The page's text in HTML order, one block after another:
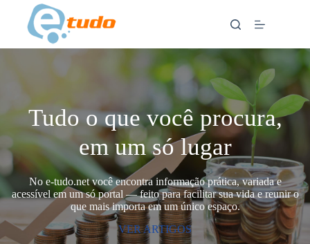
content
Tudo o que você procura,
em um só lugar
No e-tudo.net você encontra informação prática, variada e
acessível em um só portal — feito para facilitar sua vida e reunir o
que mais importa em um único espaço.
VER ARTIGOS